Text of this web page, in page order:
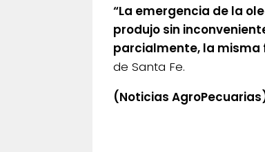
“La emergencia de la
produjo sin
parcialmente, la misma
de Santa Fe.
(Noticias